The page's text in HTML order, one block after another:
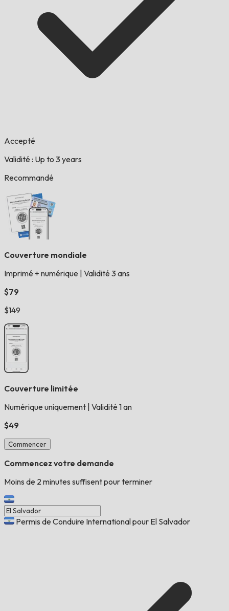
Accepté
Validité : Up to 3 years
Recommandé
Couverture mondiale
Imprimé + numérique Validité 3 ans
$79
$149
Couverture limitée
Numérique uniquement Validité 1 an
$49
Commencer
Commencez votre demande
Moins de 2 minutes suffisent pour terminer
Permis de Conduire International pour El Salvador